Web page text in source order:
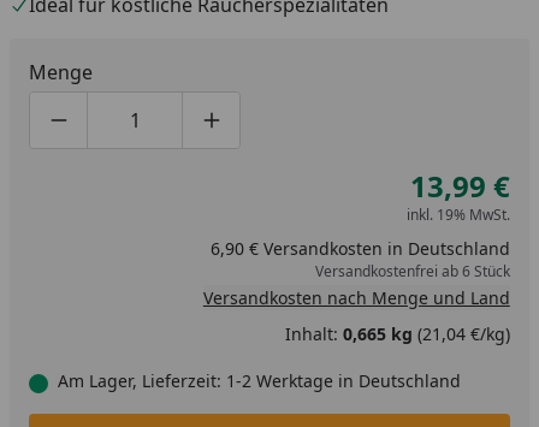
Menge
Produktmenge um eins verringern
Produktmenge manuell eingeben
Produktmenge um eins erhöhen
13,99 €
inkl. 19% MwSt.
6,90 € Versandkosten in Deutschland
Versandkostenfrei ab 6 Stück
Versandkosten nach Menge und Land
Inhalt: 0,665 kg (21,04 €/kg)
Am Lager, Lieferzeit: 1-2 Werktage in Deutschland